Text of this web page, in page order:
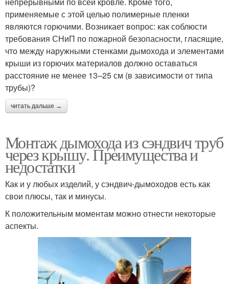
применяемые с этой целью полимерные пленки
являются горючими. Возникает вопрос: как соблюсти
требования СНиП по пожарной безопасности, гласящие,
что между наружными стенками дымохода и элементами
крыши из горючих материалов должно оставаться
расстояние не менее 13–25 см (в зависимости от типа
трубы)?
читать дальше →
Монтаж дымохода из сэндвич труб
через крышу. Преимущества и
недостатки
Как и у любых изделий, у сэндвич-дымоходов есть как
свои плюсы, так и минусы.
К положительным моментам можно отнести некоторые
аспекты.